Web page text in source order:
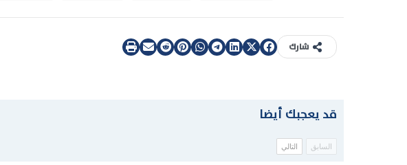
شارك
قد يعجبك أيضا
السابق التالي